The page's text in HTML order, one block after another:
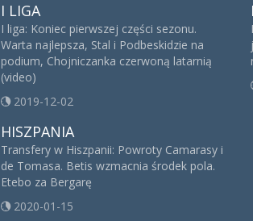
I LIGA
I liga: Koniec pierwszej części sezonu.
Warta najlepsza, Stal i Podbeskidzie na
podium, Chojniczanka czerwoną latarnią
(video)
2019-12-02
HISZPANIA
Transfery w Hiszpanii: Powroty Camarasy i
de Tomasa. Betis wzmacnia środek pola.
Etebo za Bergarę
2020-01-15